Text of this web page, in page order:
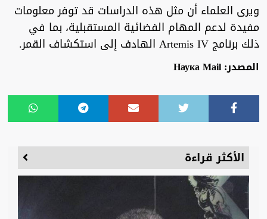
ويرى العلماء أن مثل هذه الدراسات قد توفر معلومات
مفيدة لدعم المهام الفضائية المستقبلية، بما في
ذلك برنامج Artemis IV الهادف إلى استكشاف القمر.
المصدر: Наука Mail
الأكثر قراءة